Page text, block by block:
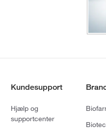
Kundesupport
Hjælp og
supportcenter